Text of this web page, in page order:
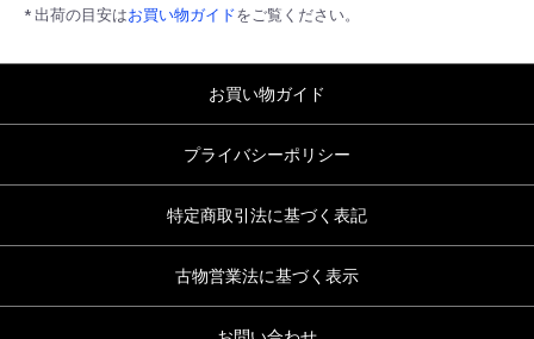
* 出荷の目安はお買い物ガイドをご覧ください。
お買い物ガイド
プライバシーポリシー
特定商取引法に基づく表記
古物営業法に基づく表示